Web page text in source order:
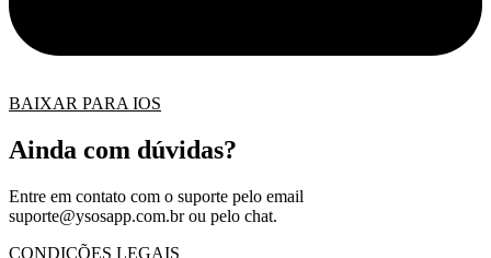
BAIXAR PARA IOS
Ainda com dúvidas?
Entre em contato com o suporte pelo email
suporte@ysosapp.com.brou pelo chat.
CONDIÇÕES LEGAIS